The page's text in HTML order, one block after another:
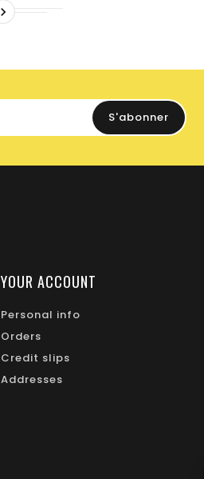

YOUR ACCOUNT
Personal info
Orders
Credit slips
Addresses